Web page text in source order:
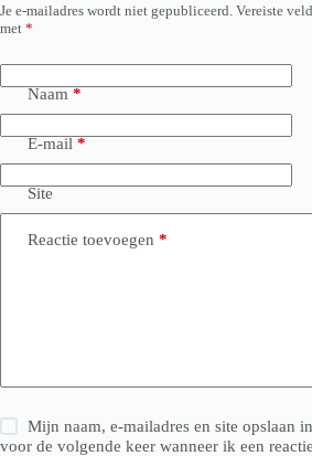
Je e-mailadres wordt niet gepubliceerd. Vereiste
met *
Naam *
E-mail *
Site
Reactie toevoegen *
Mijn naam, e-mailadres en site opslaan
voor de volgende keer wanneer ik een